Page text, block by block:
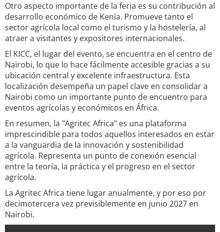
Otro aspecto importante de la feria es su contribución al
desarrollo económico de Kenia. Promueve tanto el
sector agrícola local como el turismo y la hostelería, al
atraer a visitantes y expositores internacionales.
El KICC, el lugar del evento, se encuentra en el centro de
Nairobi, lo que lo hace fácilmente accesible gracias a su
ubicación central y excelente infraestructura. Esta
localización desempeña un papel clave en consolidar a
Nairobi como un importante punto de encuentro para
eventos agrícolas y económicos en África.
En resumen, la "Agritec Africa" es una plataforma
imprescindible para todos aquellos interesados en estar
a la vanguardia de la innovación y sostenibilidad
agrícola. Representa un punto de conexión esencial
entre la teoría, la práctica y el progreso en el sector
agrícola.
La Agritec Africa tiene lugar anualmente, y por eso por
decimotercera vez previsiblemente en junio 2027 en
Nairobi.